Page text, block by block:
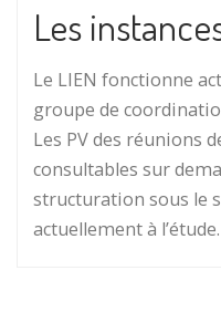
Les
Le LIEN fonctionne
groupe de
Les PV des réunions
consultables sur
structuration sous le
actuellement à l’étude.